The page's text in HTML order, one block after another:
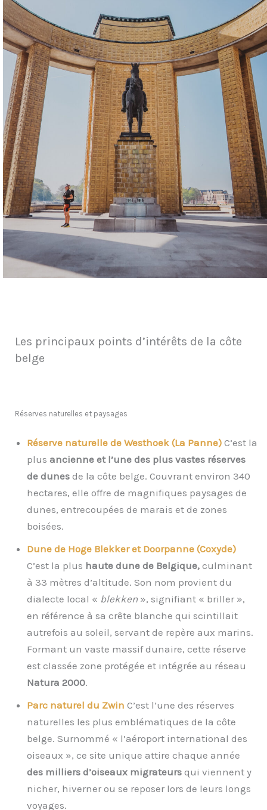
Les principaux points d’intérêts de la côte
belge
Réserves naturelles et paysages
Réserve naturelle de Westhoek (La Panne) C’est la
plus ancienne et l’une des plus vastes réserves
de dunes de la côte belge. Couvrant environ 340
hectares, elle offre de magnifiques paysages de
dunes, entrecoupées de marais et de zones
boisées.
Dune de Hoge Blekker et Doorpanne (Coxyde)
C’est la plus haute dune de Belgique, culminant
à 33 mètres d’altitude. Son nom provient du
dialecte local « blekken », signifiant « briller »,
en référence à sa crête blanche qui scintillait
autrefois au soleil, servant de repère aux marins.
Formant un vaste massif dunaire, cette réserve
est classée zone protégée et intégrée au réseau
Natura 2000.
Parc naturel du Zwin C’est l’une des réserves
naturelles les plus emblématiques de la côte
belge. Surnommé « l’aéroport international des
oiseaux », ce site unique attire chaque année
des milliers d’oiseaux migrateurs qui viennent y
nicher, hiverner ou se reposer lors de leurs longs
voyages.